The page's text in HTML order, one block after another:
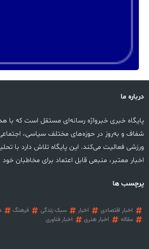
درباره ما
پایگاه خبری خبرواژه رسانه‌ای مستقل است که با
شفاف و به‌روز در حوزه‌های مختلف سیاسی،
ورزشی فعالیت می‌کند. این پایگاه تلاش دارد با
اخبار معتبر، منبعی قابل اعتماد برای مخاطبان
پرچسب ها
اخبار اقتصادی اخبار سبک زندگی فرهنگ
مقاله
اخبار هنری اخبار فناوری